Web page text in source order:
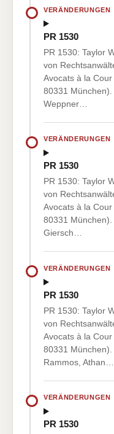
VERÄNDERUNGEN
PR 1530
PR 1530: Taylor
von
Avocats à la
80331 München).
Weppner…
VERÄNDERUNGEN
PR 1530
PR 1530: Taylor
von
Avocats à la
80331
Giersch…
VERÄNDERUNGEN
PR 1530
PR 1530: Taylor
von
Avocats à la
80331
Rammos, Athan…
VERÄNDERUNGEN
PR 1530